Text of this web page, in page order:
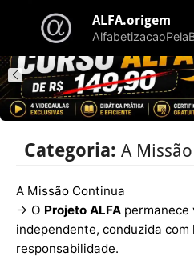
ALFA.origem
Categoria: A
A Missão Continua
→ O Projeto ALFA permanece
independente, conduzida
responsabilidade.